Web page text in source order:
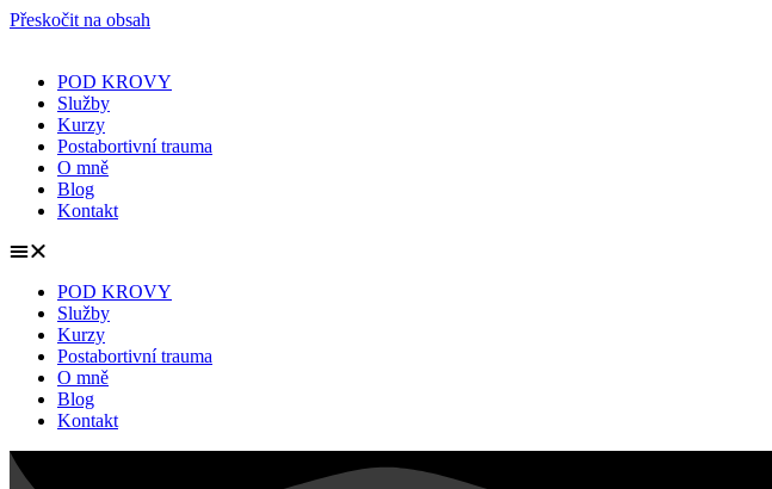
Přeskočit na obsah
POD KROVY
Služby
Kurzy
Postabortivní trauma
O mně
Blog
Kontakt
POD KROVY
Služby
Kurzy
Postabortivní trauma
O mně
Blog
Kontakt